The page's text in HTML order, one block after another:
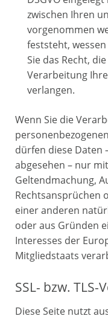
zwischen Ihren
vorgenommen
feststeht,
Sie das Recht,
Verarbeitung
verlangen.
Wenn Sie die
dürfen diese Daten
abgesehen – nur
Geltendmachung,
Rechtsansprüchen
einer anderen
oder aus Gründen
Interesses der
Mitgliedstaats
SSL- bzw.
Diese Seite nutzt